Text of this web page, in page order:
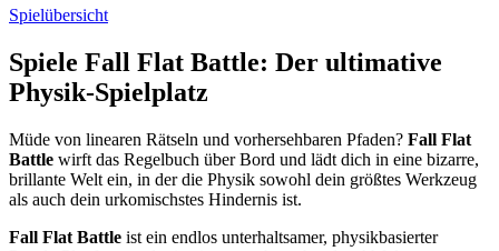
Spielübersicht
Spiele Fall Flat Battle: Der ultimative
Physik-Spielplatz
Müde von linearen Rätseln und vorhersehbaren Pfaden? Fall Flat
Battle wirft das Regelbuch über Bord und lädt dich in eine bizarre,
brillante Welt ein, in der die Physik sowohl dein größtes Werkzeug
als auch dein urkomischstes Hindernis ist.
Fall Flat Battle ist ein endlos unterhaltsamer, physikbasierter